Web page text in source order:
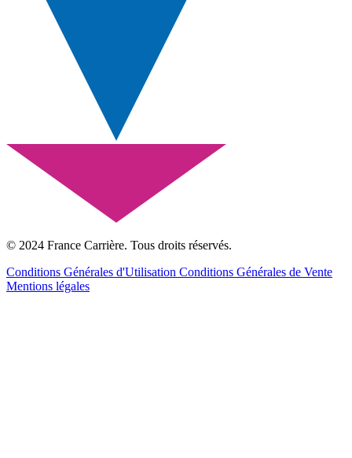
© 2024 France Carrière. Tous droits réservés.
Conditions Générales d'Utilisation Conditions Générales de Vente
Mentions légales